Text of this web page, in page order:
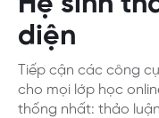
diện
Tiếp cận các công
cho mọi lớp học
thống nhất: thảo